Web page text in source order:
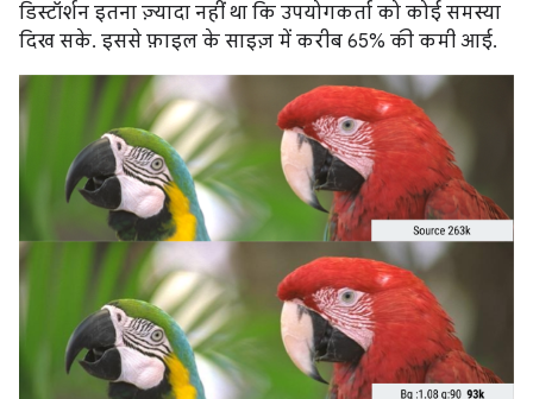
डिस्टॉर्शन इतना ज़्यादा नहीं था कि उपयोगकर्ता को कोई समस्या
दिख सके. इससे फ़ाइल के साइज़ में करीब 65% की कमी आई.